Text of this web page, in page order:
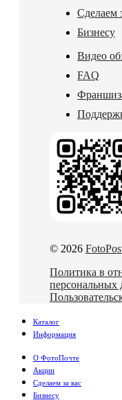
Сделаем
Бизнесу
Видео
FAQ
© 2026
Политика в
персональных
Каталог
Информация
О ФотоПочте
Акции
Сделаем за вас
Бизнесу